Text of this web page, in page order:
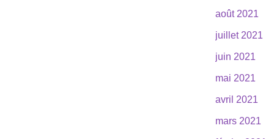
août 2021
juillet 2021
juin 2021
mai 2021
avril 2021
mars 2021